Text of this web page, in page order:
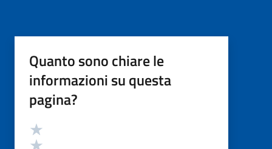
Quanto sono chiare le
informazioni su questa
pagina?
Valutazione